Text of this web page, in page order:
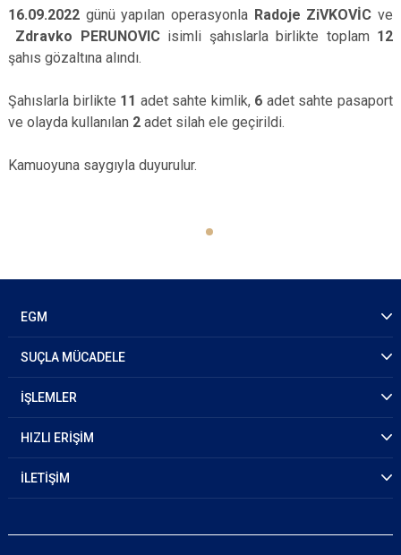
16.09.2022 günü yapılan operasyonla Radoje ZiVKOVİC ve
Zdravko PERUNOVICisimli şahıslarla birlikte toplam 12
şahıs gözaltına alındı.
Şahıslarla birlikte 11 adet sahte kimlik, 6 adet sahte pasaport
ve olayda kullanılan 2 adet silah ele geçirildi.
Kamuoyuna saygıyla duyurulur.
EGM
SUÇLA MÜCADELE
İŞLEMLER
HIZLI ERİŞİM
İLETİŞİM